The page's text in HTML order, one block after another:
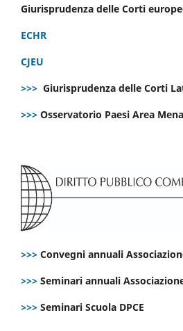
Giurisprudenza delle Corti
ECHR
CJEU
>>> Giurisprudenza delle Corti
>>> Osservatorio Paesi Area Mena
>>> Convegni annuali
>>> Seminari annuali
>>> Seminari Scuola DPCE